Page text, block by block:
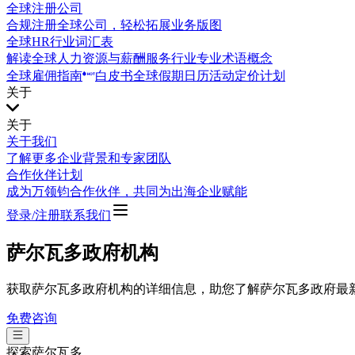
全球注册公司
合规注册全球公司，轻松拓展业务版图
全球HR行业词汇表
解读全球人力资源与薪酬服务行业专业术语概念
全球雇佣指南
白皮书全球假期日历活动定价计划
关于
关于
关于我们
了解更多企业背景和专家团队
合作伙伴计划
成为万领钧合作伙伴，共同为出海企业赋能
登录/注册联系我们
萨尔瓦多政府机构
获取萨尔瓦多政府机构的详细信息，助您了解萨尔瓦多政府最
免费咨询